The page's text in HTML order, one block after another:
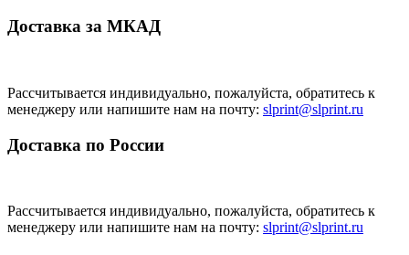
Доставка за МКАД
Рассчитывается индивидуально, пожалуйста, обратитесь к
менеджеру или напишите нам на почту: slprint@slprint.ru
Доставка по России
Рассчитывается индивидуально, пожалуйста, обратитесь к
менеджеру или напишите нам на почту: slprint@slprint.ru